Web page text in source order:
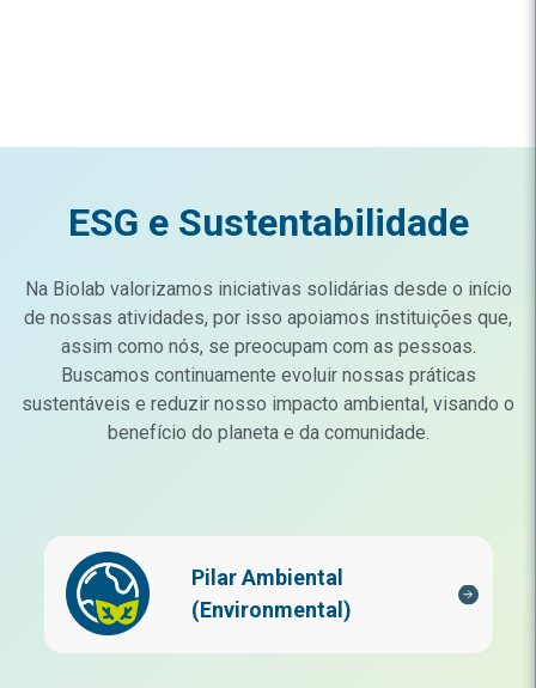
ESG e Sustentabilidade
Na Biolab valorizamos iniciativas solidárias desde o início
de nossas atividades, por isso apoiamos instituições que,
assim como nós, se preocupam com as pessoas.
Buscamos continuamente evoluir nossas práticas
sustentáveis e reduzir nosso impacto ambiental, visando o
benefício do planeta e da comunidade.
Pilar Ambiental
(Environmental)